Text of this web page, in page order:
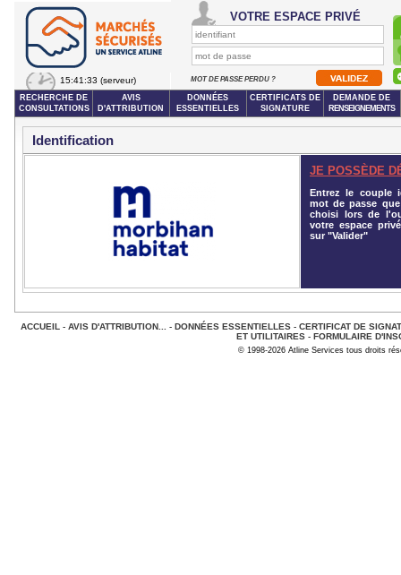
15:41:33 (serveur)
VOTRE ESPACE PRIVÉ
MOT DE PASSE PERDU ?
RECHERCHE DE
CONSULTATIONS
AVIS
D'ATTRIBUTION
DONNÉES
ESSENTIELLES
CERTIFICATS DE
SIGNATURE
DEMANDE DE
RENSEIGNEMENTS
Identification
JE POSSÈDE
Entrez le couple
mot de passe
choisi lors de
votre espace
sur "Valider"
ACCUEIL - AVIS D'ATTRIBUTION... - DONNÉES ESSENTIELLES- CERTIFICAT DE
ET UTILITAIRES - FORMULAIRE
© 1998-2026 Atline Services tous droits